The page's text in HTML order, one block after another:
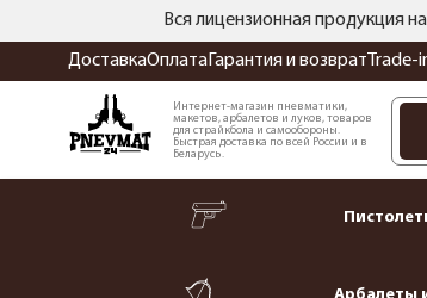
Вся лицензионная продукция
ДоставкаОплата Гарантия и возврат Trade-
Интернет-магазин пневматики,
макетов, арбалетов и луков, товаров
для страйкбола и самообороны.
Быстрая доставка по всей России и в
Беларусь.